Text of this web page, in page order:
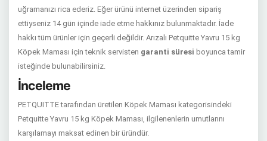
uğramanızı rica ederiz. Eğer ürünü internet üzerinden sipariş
ettiyseniz 14 gün içinde iade etme hakkınız bulunmaktadır. İade
hakkı tüm ürünler için geçerli değildir. Arızalı Petquitte Yavru 15 kg
Köpek Maması için teknik servisten garanti süresi boyunca tamir
isteğinde bulunabilirsiniz.
İnceleme
PETQUITTE tarafından üretilen Köpek Maması kategorisindeki
Petquitte Yavru 15 kg Köpek Maması, ilgilenenlerin umutlarını
karşılamayı maksat edinen bir üründür.